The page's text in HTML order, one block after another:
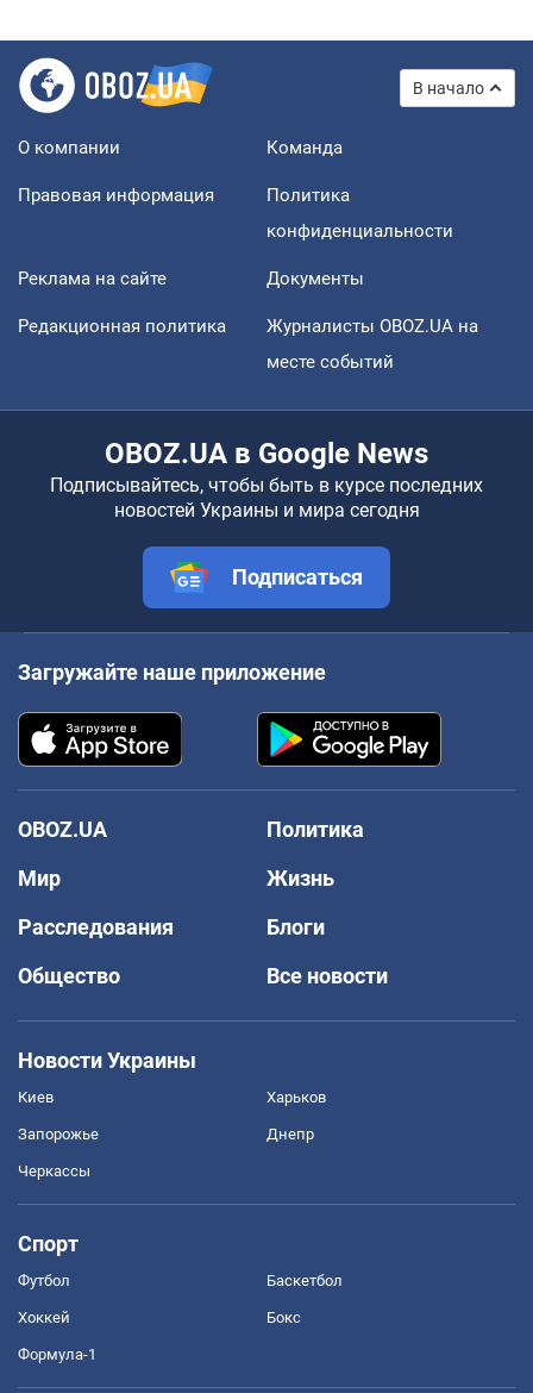
В начало
О компании Команда
Правовая информация
Политика
конфиденциальности
Реклама на сайте Документы
Редакционная политика
Журналисты OBOZ.UA на
месте событий
OBOZ.UA в Google News
Подписывайтесь, чтобы быть в курсе последних
новостей Украины и мира сегодня
Подписаться
Загружайте наше приложение
OBOZ.UA
Политика
Мир
Жизнь
Расследования
Блоги
Общество
Все новости
Новости Украины
Киев Харьков
Запорожье Днепр
Черкассы
Спорт
Футбол Баскетбол
Хоккей Бокс
Формула-1